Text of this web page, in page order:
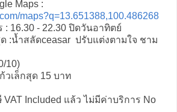
Maps :
maps?q=13.651388,100.486268
: 16.30 - 22.30 ปิดวันอาทิตย์
:น้ำสลัดceasar ปรับแต่งตามใจ ชาม
10)
เล็กสุด 15 บาท
Included แล้ว ไม่มีค่าบริการ No